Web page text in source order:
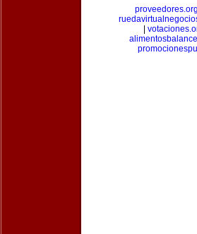
proveedores.org